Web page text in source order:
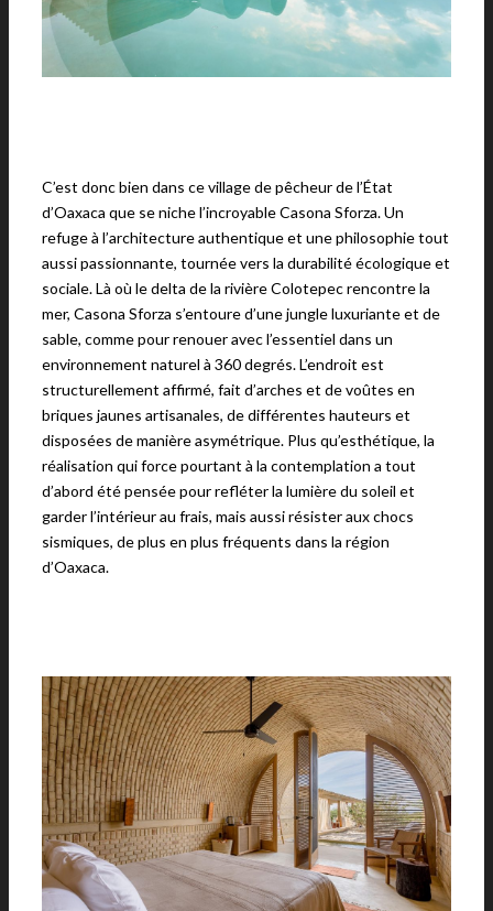
C’est donc bien dans ce village de pêcheur de l’État
d’Oaxaca que se niche l’incroyable Casona Sforza. Un
refuge à l’architecture authentique et une philosophie tout
aussi passionnante, tournée vers la durabilité écologique et
sociale. Là où le delta de la rivière Colotepec rencontre la
mer, Casona Sforza s’entoure d’une jungle luxuriante et de
sable, comme pour renouer avec l’essentiel dans un
environnement naturel à 360 degrés. L’endroit est
structurellement affirmé, fait d’arches et de voûtes en
briques jaunes artisanales, de différentes hauteurs et
disposées de manière asymétrique. Plus qu’esthétique, la
réalisation qui force pourtant à la contemplation a tout
d’abord été pensée pour refléter la lumière du soleil et
garder l’intérieur au frais, mais aussi résister aux chocs
sismiques, de plus en plus fréquents dans la région
d’Oaxaca.